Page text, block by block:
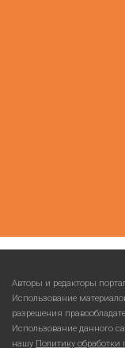
Авторы и редакторы
Использование
разрешения
Использование данного
нашу Политику